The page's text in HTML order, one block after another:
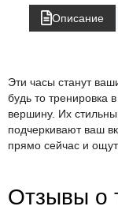
Описание
Эти часы станут
будь то тренировка
вершину. Их
подчеркивают ваш
прямо сейчас и
Отзывы о